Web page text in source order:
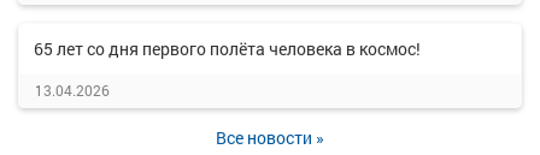
65 лет со дня первого полёта человека в космос!
13.04.2026
Все новости »